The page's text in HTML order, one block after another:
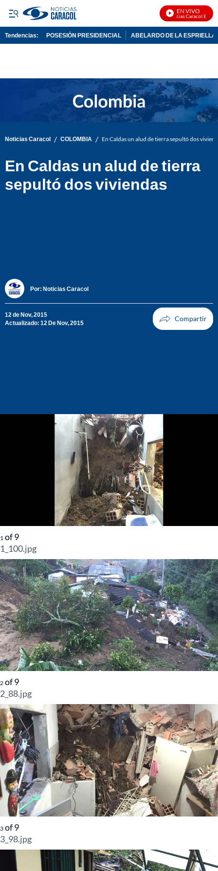
EN VIVO
Noticias Caracol En Vivo
Tendencias: POSESIÓN PRESIDENCIAL ABELARDO DE LA ESPRIELLA
Noticias Caracol / COLOMBIA / En Caldas un alud de tierra sepultó dos
En Caldas un alud de tierra
sepultó dos viviendas
Por: Noticias Caracol
12 de Nov, 2015
Actualizado: 12 De Nov, 2015
1 of9
1_100.jpg
2 of9
2_88.jpg
3 of9
3_98.jpg